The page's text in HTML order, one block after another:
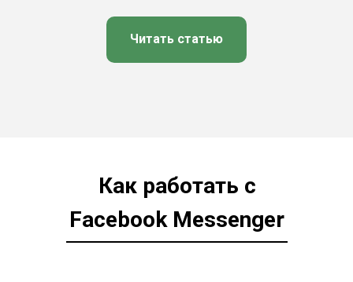
Читать статью
Как работать с
Facebook Messenger